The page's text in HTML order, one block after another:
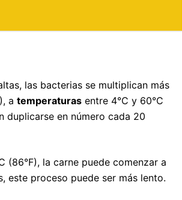
las bacterias se multiplican más
a temperaturas entre 4°C y 60°C
duplicarse en número cada 20
(86°F), la carne puede comenzar a
este proceso puede ser más lento.